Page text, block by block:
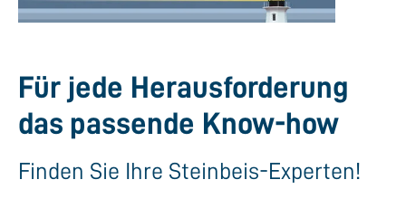
Für jede Herausforderung
das passende Know-how
Finden Sie Ihre Steinbeis-Experten!